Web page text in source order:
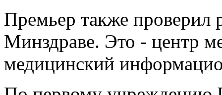
Премьер также проверил
Минздраве. Это - центр
медицинский